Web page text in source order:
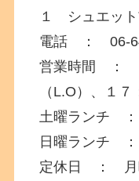
１ シュエッ
電話 ： 06-
営業時間 ：
（L.O）、１
土曜ランチ
日曜ランチ
定休日 ： 月